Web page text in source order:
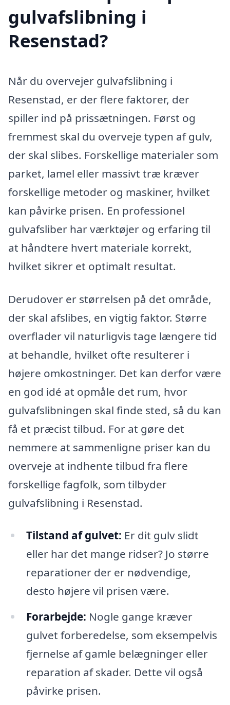
gulvafslibning i
Resenstad?
Når du overvejer gulvafslibning i
Resenstad, er der flere faktorer, der
spiller ind på prissætningen. Først og
fremmest skal du overveje typen af gulv,
der skal slibes. Forskellige materialer som
parket, lamel eller massivt træ kræver
forskellige metoder og maskiner, hvilket
kan påvirke prisen. En professionel
gulvafsliber har værktøjer og erfaring til
at håndtere hvert materiale korrekt,
hvilket sikrer et optimalt resultat.
Derudover er størrelsen på det område,
der skal afslibes, en vigtig faktor. Større
overflader vil naturligvis tage længere tid
at behandle, hvilket ofte resulterer i
højere omkostninger. Det kan derfor være
en god idé at opmåle det rum, hvor
gulvafslibningen skal finde sted, så du kan
få et præcist tilbud. For at gøre det
nemmere at sammenligne priser kan du
overveje at indhente tilbud fra flere
forskellige fagfolk, som tilbyder
gulvafslibning i Resenstad.
Tilstand af gulvet: Er dit gulv slidt
eller har det mange ridser? Jo større
reparationer der er nødvendige,
desto højere vil prisen være.
Forarbejde: Nogle gange kræver
gulvet forberedelse, som eksempelvis
fjernelse af gamle belægninger eller
reparation af skader. Dette vil også
påvirke prisen.